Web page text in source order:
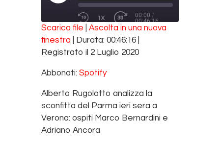
REWIND 10 SECONDS
1X
FAST FORWARD 30 SECONDS
00:00 /
00:46:16
SUBSCRIBE SHARE
Spotify
RSS FEED
SHARE
Scarica file
Ascolta in una nuova
finestra
Durata: 00:46:16
Registrato il 2 Luglio 2020
Abbonati: Spotify
Alberto Rugolotto analizza la
sconfitta del Parma ieri sera a
Verona: ospiti Marco Bernardini e
Adriano Ancora